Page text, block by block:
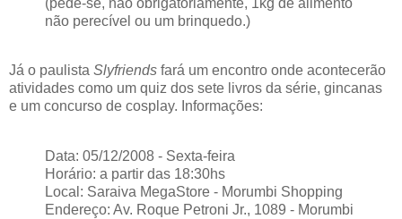
não perecível ou um brinquedo.)
Já o paulista Slyfriends fará um encontro onde acontecerão
atividades como um quiz dos sete livros da série, gincanas
e um concurso de cosplay. Informações:
Data: 05/12/2008 - Sexta-feira
Horário: a partir das 18:30hs
Local: Saraiva MegaStore - Morumbi Shopping
Endereço: Av. Roque Petroni Jr., 1089 - Morumbi